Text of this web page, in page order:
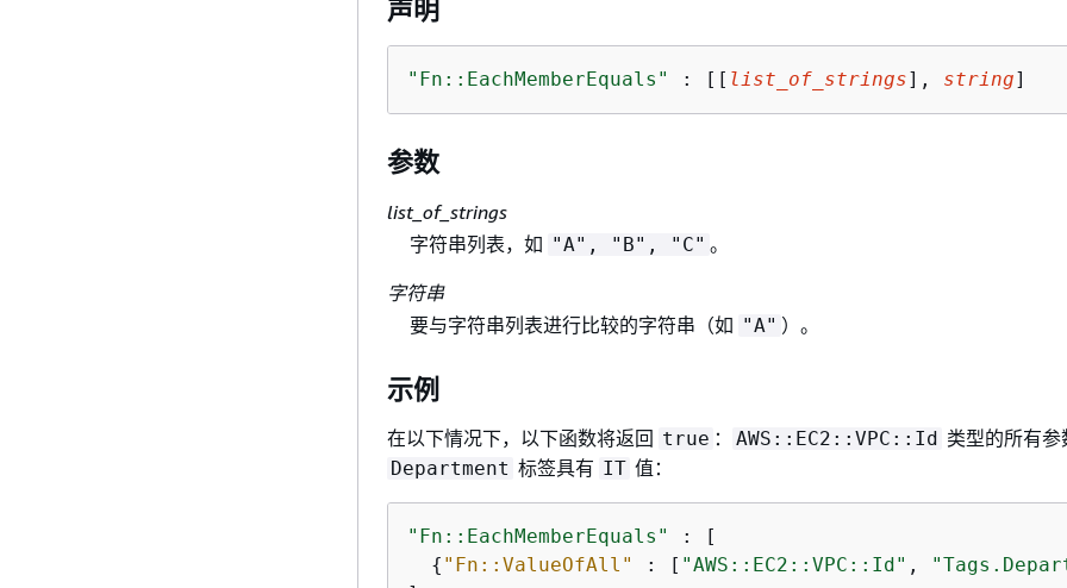
声明
"Fn::EachMemberEquals" : [[ list_of_strings], string]
参数
list_of_strings
字符串列表，如 "A", "B", "C" 。
字符串
要与字符串列表进行比较的字符串（如 "A" ）。
示例
在以下情况下，以下函数将返回 true ： AWS::EC2::VPC::Id 类型的所有参
Department 标签具有 IT 值：
"Fn::EachMemberEquals"
: [
{ "Fn::ValueOfAll" : [ "AWS::EC2::VPC::Id" ,